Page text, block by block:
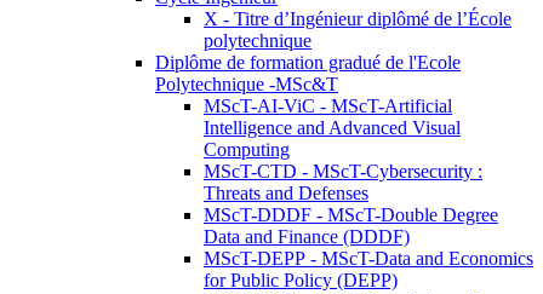
X - Titre d’Ingénieur diplômé de l’École
polytechnique
Diplôme de formation gradué de l'Ecole
Polytechnique -MSc&T
MScT-AI-ViC - MScT-Artificial
Intelligence and Advanced Visual
Computing
MScT-CTD - MScT-Cybersecurity :
Threats and Defenses
MScT-DDDF - MScT-Double Degree
Data and Finance (DDDF)
MScT-DEPP - MScT-Data and Economics
for Public Policy (DEPP)